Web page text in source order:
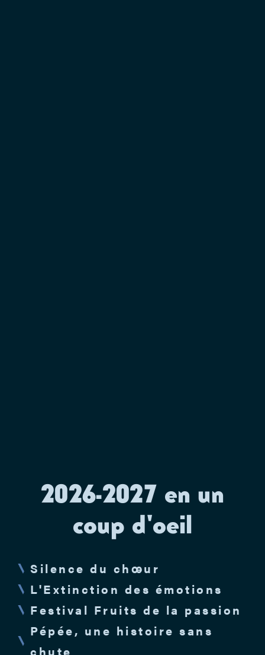
2026-2027 en un
coup d'oeil
Silence du chœur
L'Extinction des émotions
Festival Fruits de la passion
Pépée, une histoire sans
chute